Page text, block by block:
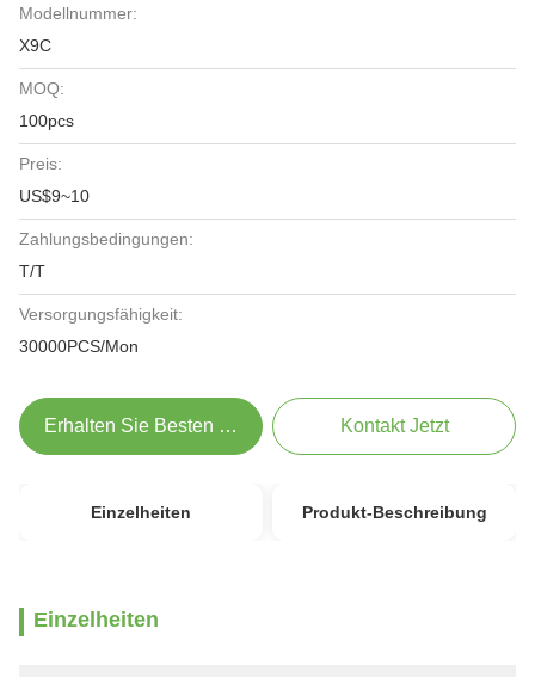
Modellnummer:
X9C
MOQ:
100pcs
Preis:
US$9~10
Zahlungsbedingungen:
T/T
Versorgungsfähigkeit:
30000PCS/Mon
Erhalten Sie Besten Preis Kontakt Jetzt
Einzelheiten Produkt-Beschreibung
Einzelheiten